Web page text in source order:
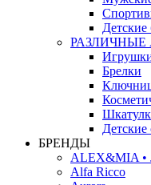
Детские
РАЗЛИЧНЫЕ
Брелки
Детские
БРЕНДЫ
ALEX&MIA •
Alfa Ricco